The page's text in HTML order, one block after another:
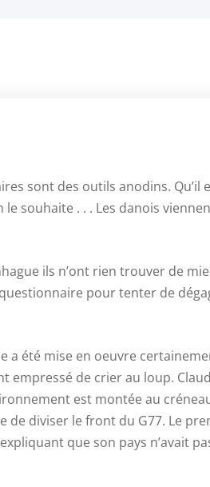
sont des outils anodins. Qu’il
souhaite . . . Les danois
ils n’ont rien trouver de
pour tenter de
a été mise en oeuvre
de crier au loup.
est montée au
de diviser le front du G77. Le
que son pays n’avait